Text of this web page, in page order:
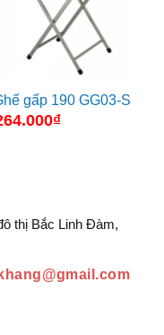
gấp 190 GG03-S
₫
thị Bắc Linh Đàm,